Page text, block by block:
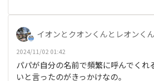
イオンとクオンくんとレオンくん
2024/11/02 01:42
パパが自分の名前で頻繁に呼んでくれ
いと言ったのがきっかけなの。